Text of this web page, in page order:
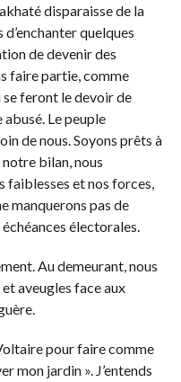
disparaisse de la
quelques
de devenir des
faire partie, comme
feront le devoir de
Le peuple
de nous. Soyons prêts à
bilan, nous
faiblesses et nos forces,
manquerons pas de
électorales.
Au demeurant, nous
aveugles face aux
pour faire comme
mon jardin ». J’entends